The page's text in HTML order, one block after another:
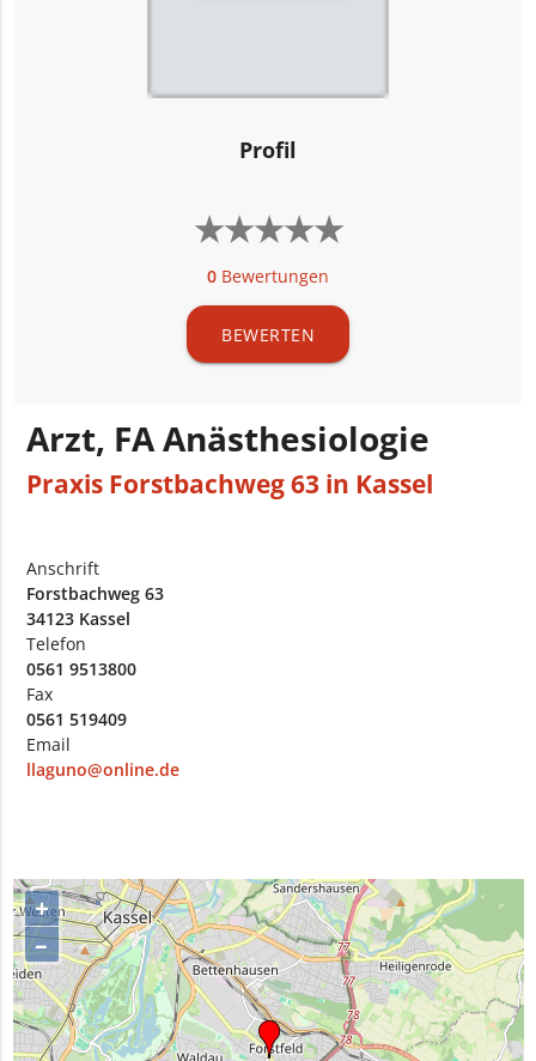
Profil
★★★★★
★★★★★
0 Bewertungen
BEWERTEN
Arzt, FA Anästhesiologie
Praxis Forstbachweg 63 in Kassel
Anschrift
Forstbachweg 63
34123 Kassel
Telefon
0561 9513800
Fax
0561 519409
Email
llaguno@online.de
+
–